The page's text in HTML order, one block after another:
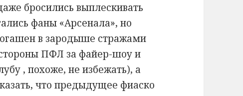
бросились выплескивать
фаны «Арсенала», но
в зародыше стражами
ПФЛ за файер-шоу и
, похоже, не избежать), а
что предыдущее фиаско